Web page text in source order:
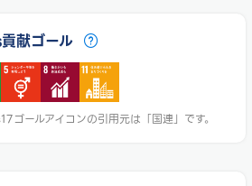
献ゴール
ゴールアイコンの引用元は「国連」です。